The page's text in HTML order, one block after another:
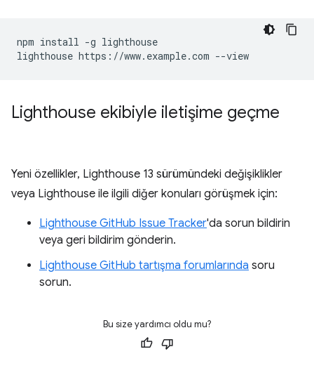
npm install -g lighthouse
Lighthouse ekibiyle iletişime geçme
Yeni özellikler, Lighthouse 13 sürümündeki değişiklikler
veya Lighthouse ile ilgili diğer konuları görüşmek için:
Lighthouse GitHub Issue Tracker'da sorun bildirin
veya geri bildirim gönderin.
Lighthouse GitHub tartışma forumlarında soru
sorun.
Bu size yardımcı oldu mu?